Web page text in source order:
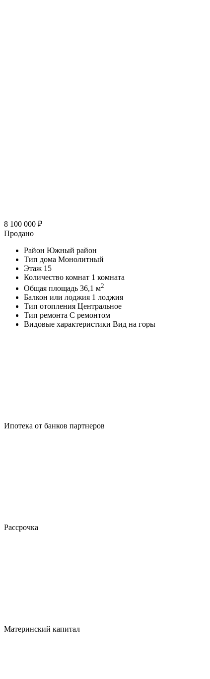
8 100 000 ₽
Продано
Район Южный район
Тип дома Монолитный
Этаж 15
Количество комнат 1 комната
Общая площадь 36,1 м2
Балкон или лоджия 1 лоджия
Тип отопления Центральное
Тип ремонта С ремонтом
Видовые характеристики Вид на горы
Ипотека от банков партнеров
Рассрочка
Материнский капитал